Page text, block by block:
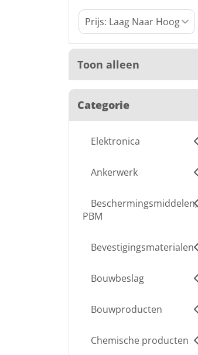
Toon alleen
Categorie
Elektronica
Ankerwerk
Beschermingsmiddelen,
PBM
Bevestigingsmaterialen
Bouwbeslag
Bouwproducten
Chemische producten